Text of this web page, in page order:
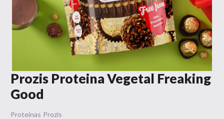
Prozis Proteina Vegetal Freaking
Good
Proteínas Prozis